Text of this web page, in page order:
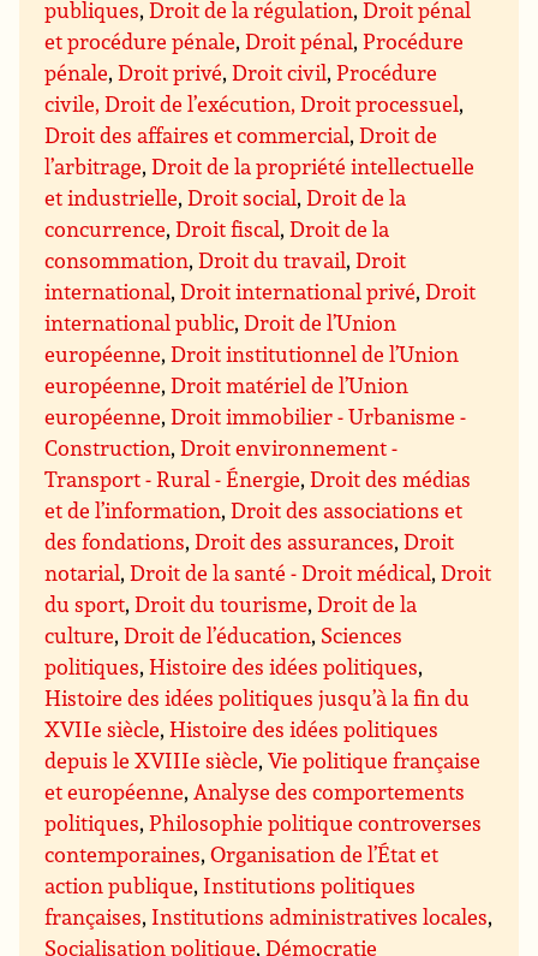
publiques,Droit de la régulation,Droit pénal
et procédure pénale,Droit pénal,Procédure
pénale,Droit privé,Droit civil,Procédure
civile, Droit de l’exécution, Droit processuel,
Droit des affaires et commercial,Droit de
l’arbitrage,Droit de la propriété intellectuelle
et industrielle,Droit social,Droit de la
concurrence,Droit fiscal,Droit de la
consommation,Droit du travail,Droit
international,Droit international privé,Droit
international public,Droit de l’Union
européenne,Droit institutionnel de l’Union
européenne,Droit matériel de l’Union
européenne,Droit immobilier - Urbanisme -
Construction,Droit environnement -
Transport - Rural - Énergie,Droit des médias
et de l’information,Droit des associations et
des fondations,Droit des assurances,Droit
notarial,Droit de la santé - Droit médical,Droit
du sport,Droit du tourisme,Droit de la
culture,Droit de l’éducation, Sciences
politiques,Histoire des idées politiques,
Histoire des idées politiques jusqu’à la fin du
XVIIe siècle,Histoire des idées politiques
depuis le XVIIIe siècle,Vie politique française
et européenne, Analyse des comportements
politiques,Philosophie politique controverses
contemporaines,Organisation de l’État et
action publique, Institutions politiques
françaises, Institutions administratives locales,
Socialisation politique,Démocratie